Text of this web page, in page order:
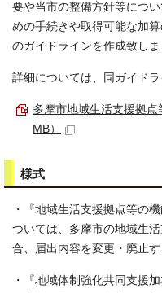
要や当市の整備方針等につ
めの手続きや取得可能な加
のガイドラインを作成致しま
詳細については、同ガイド
多摩市地域生活支援拠
MB）
様式
・『地域生活支援拠点等の
ついては、多摩市の地域生
合、届出内容を変更・廃止
・『地域体制強化共同支援